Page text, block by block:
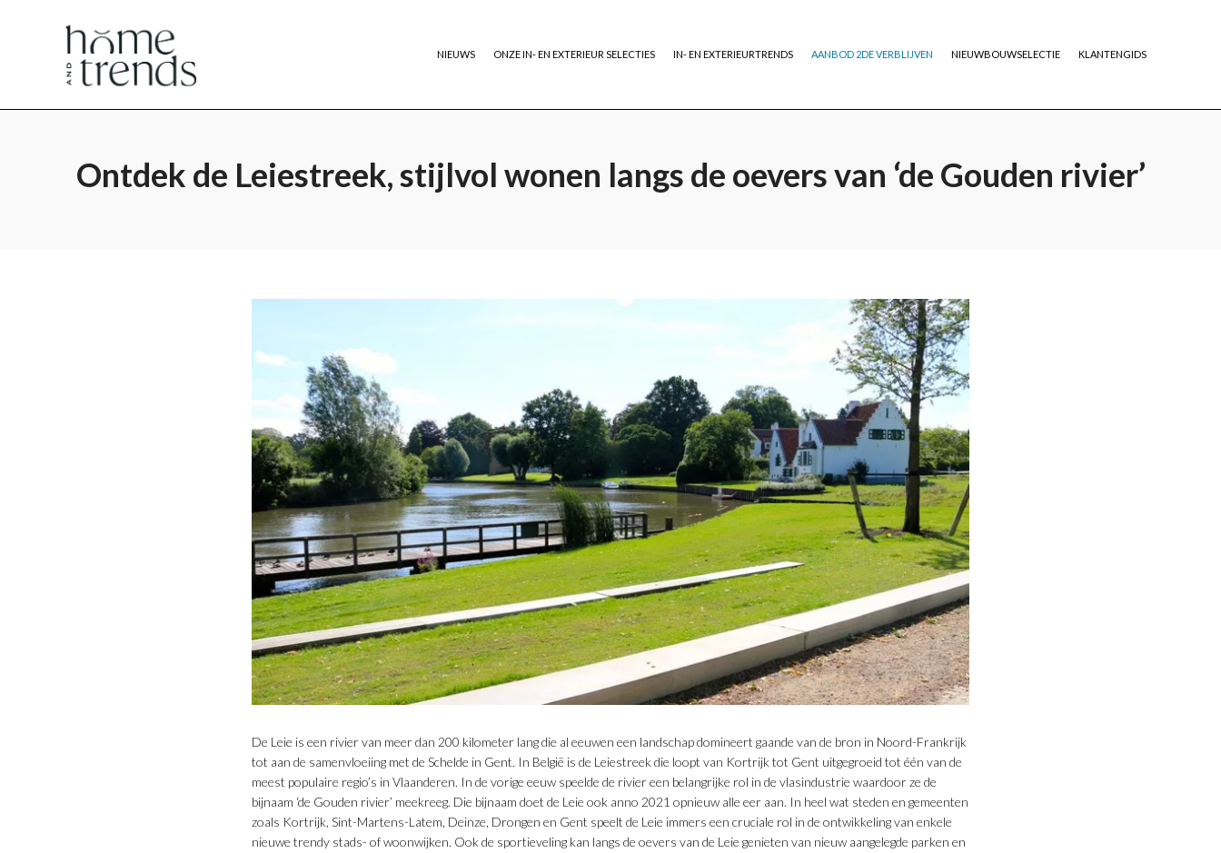
Home
Home NIEUWS ONZE IN- EN EXTERIEUR SELECTIES IN- EN EXTERIEURTRENDS AANBOD 2DE VERBLIJVEN NIEUWBOUWSELECTIE KLANTENGIDS
Ontdek de Leiestreek, stijlvol wonen langs de oevers van ‘de Gouden rivier’
De Leie is een rivier van meer dan 200 kilometer lang die al eeuwen een landschap domineert gaande van de bron in Noord-Frankrijk
tot aan de samenvloeiing met de Schelde in Gent. In België is de Leiestreek die loopt van Kortrijk tot Gent uitgegroeid tot één van de
meest populaire regio’s in Vlaanderen. In de vorige eeuw speelde de rivier een belangrijke rol in de vlasindustrie waardoor ze de
bijnaam ‘de Gouden rivier’ meekreeg. Die bijnaam doet de Leie ook anno 2021 opnieuw alle eer aan. In heel wat steden en gemeenten
zoals Kortrijk, Sint-Martens-Latem, Deinze, Drongen en Gent speelt de Leie immers een cruciale rol in de ontwikkeling van enkele
nieuwe trendy stads- of woonwijken. Ook de sportieveling kan langs de oevers van de Leie genieten van nieuw aangelegde parken en